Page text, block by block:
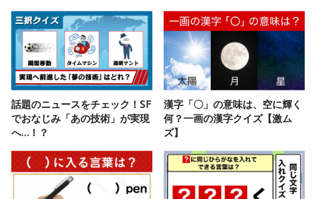
話題のニュースをチェック！SF
でおなじみ「あの技術」が実現
へ…！？
漢字「〇」の意味は、空に輝く
何？一画の漢字クイズ【激ム
ズ】